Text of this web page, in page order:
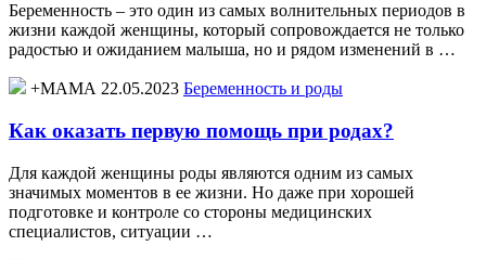
Беременность – это один из самых волнительных периодов в
жизни каждой женщины, который сопровождается не только
радостью и ожиданием малыша, но и рядом изменений в …
+МАМА 22.05.2023 Беременность и роды
Как оказать первую помощь при родах?
Для каждой женщины роды являются одним из самых
значимых моментов в ее жизни. Но даже при хорошей
подготовке и контроле со стороны медицинских
специалистов, ситуации …